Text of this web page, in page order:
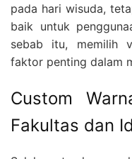
pada hari wisuda,
baik untuk
sebab itu, memilih
faktor penting dalam
Custom
Fakultas dan